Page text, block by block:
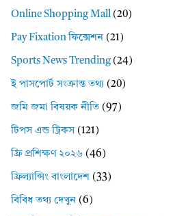
Online Shopping Mall (20)
Pay Fixation ফিক্সেশন (21)
Sports News Trending(24)
ই পাসপোর্ট সংক্রান্ত তথ্য (20)
জমি জমা বিষয়ক নীতি (97)
টিপস এন্ড ট্রিকস (121)
ফ্রি প্রশিক্ষণ ২০২৬ (46)
ফ্রিল্যান্সিং বাংলাদেশ (33)
বিবিধ তথ্য দেখুন (6)